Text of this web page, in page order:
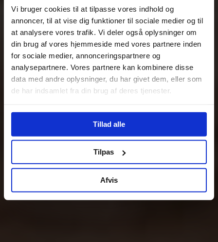
Vi bruger cookies til at tilpasse vores indhold og
annoncer, til at vise dig funktioner til sociale medier og til
at analysere vores trafik. Vi deler også oplysninger om
din brug af vores hjemmeside med vores partnere inden
for sociale medier, annonceringspartnere og
analysepartnere. Vores partnere kan kombinere disse
data med andre oplysninger, du har givet dem, eller som
de har indsamlet fra din brug af deres tjenester.
Tillad alle
Tilpas
Afvis